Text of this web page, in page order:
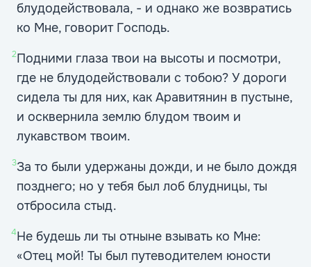
блудодействовала, - и однако же возвратись
ко Мне, говорит Господь.
2Подними глаза твои на высоты и посмотри,
где не блудодействовали с тобою? У дороги
сидела ты для них, как Аравитянин в пустыне,
и осквернила землю блудом твоим и
лукавством твоим.
3За то были удержаны дожди, и не было дождя
позднего; но у тебя был лоб блудницы, ты
отбросила стыд.
4Не будешь ли ты отныне взывать ко Мне:
«Отец мой! Ты был путеводителем юности